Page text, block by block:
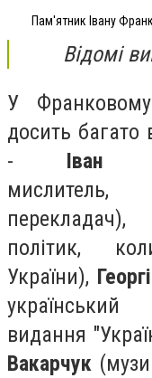
Пам'ятник Івану
Відомі
У Франковому
досить
- Іван
мислитель,
перекладач),
політик,
України),
видання
Вакарчук (